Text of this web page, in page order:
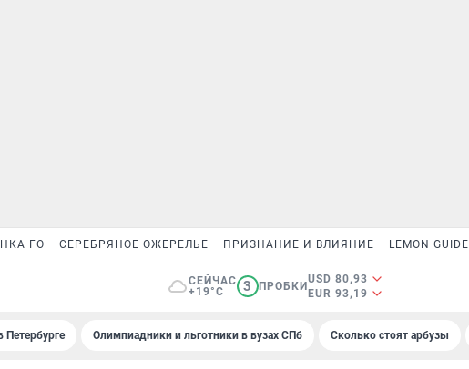
ГО СЕРЕБРЯНОЕ ОЖЕРЕЛЬЕ ПРИЗНАНИЕ И ВЛИЯНИЕ LEMON GUIDE
СЕЙЧАС
+19°C
3 ПРОБКИ
USD 80,93
EUR 93,19
Петербурге Олимпиадники и льготники в вузах СПб Сколько стоят арбузы